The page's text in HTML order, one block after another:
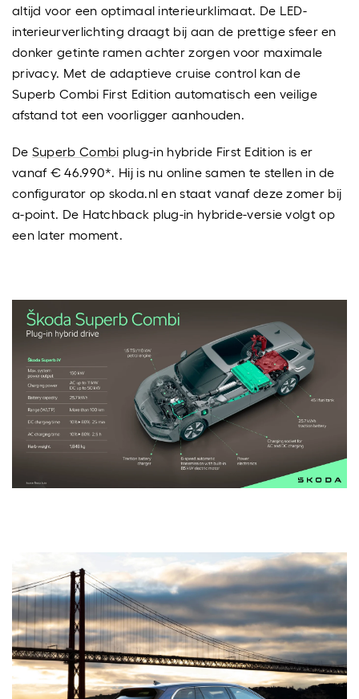
altijd voor een optimaal interieurklimaat. De LED-
interieurverlichting draagt bij aan de prettige sfeer en
donker getinte ramen achter zorgen voor maximale
privacy. Met de adaptieve cruise control kan de
Superb Combi First Edition automatisch een veilige
afstand tot een voorligger aanhouden.
De Superb Combi plug-in hybride First Edition is er
vanaf € 46.990*. Hij is nu online samen te stellen in de
configurator op skoda.nl en staat vanaf deze zomer bij
a-point. De Hatchback plug-in hybride-versie volgt op
een later moment.